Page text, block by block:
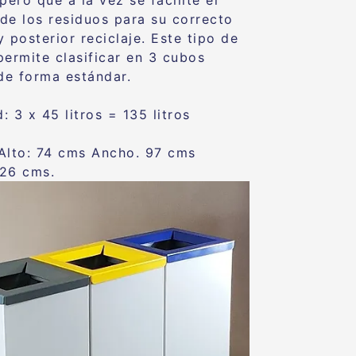
los residuos para su correcto
posterior reciclaje. Este tipo de
clasificar en 3 cubos
forma estándar.
3 x 45 litros = 135 litros
74 cms Ancho. 97 cms
cms.